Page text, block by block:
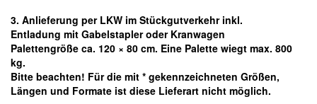
3. Anlieferung per LKW im Stückgutverkehr inkl.
Entladung mit Gabelstapler oder Kranwagen
Palettengröße ca. 120 × 80 cm. Eine Palette wiegt max. 800
kg.
Bitte beachten! Für die mit * gekennzeichneten Größen,
Längen und Formate ist diese Lieferart nicht möglich.